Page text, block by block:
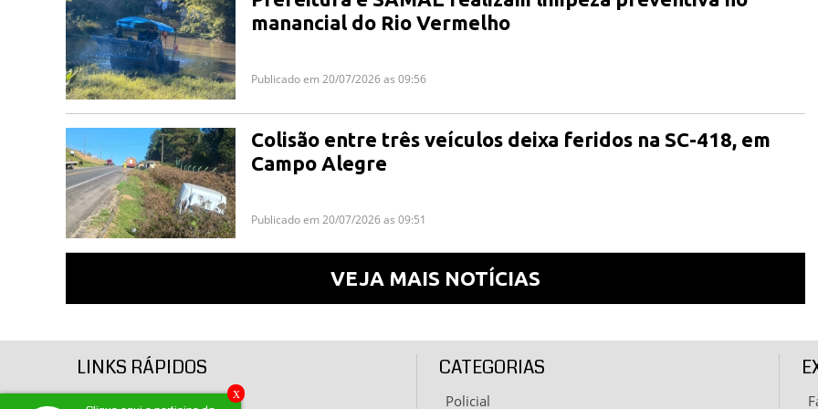
manancial do Rio Vermelho
Publicado em 20/07/2026 as 09:56
Colisão entre três veículos deixa feridos na SC-418, em
Campo Alegre
Publicado em 20/07/2026 as 09:51
VEJA MAIS NOTÍCIAS
LINKS RÁPIDOS
Página inicial
CATEGORIAS
Policial
x